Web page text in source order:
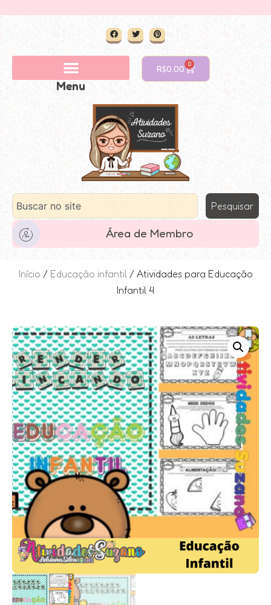
Menu
R$0.00 0
Pesquisar
Área de Membro
Início / Educação infantil/ Atividades para Educação
Infantil 4